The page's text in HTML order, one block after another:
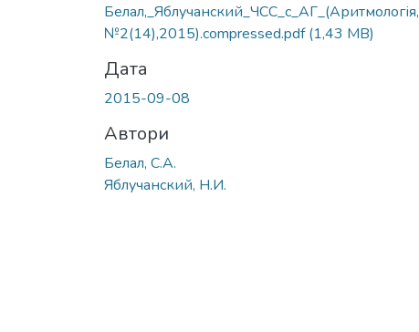
Белал,_Яблучанский_ЧСС_с_АГ_(Аритмологія,
№2(14),2015).compressed.pdf(1,43 MB)
Дата
2015-09-08
Автори
Белал, С.А.
Яблучанский, Н.И.